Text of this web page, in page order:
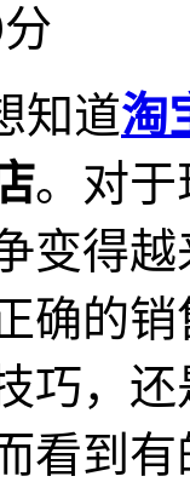
知道淘
。对于
变得
确的
巧，
看到有